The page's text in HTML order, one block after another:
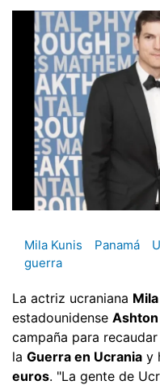
Mila Kunis Panamá
guerra
La actriz ucraniana
estadounidense
campaña para
la Guerra en Ucrania y
euros. "La gente de